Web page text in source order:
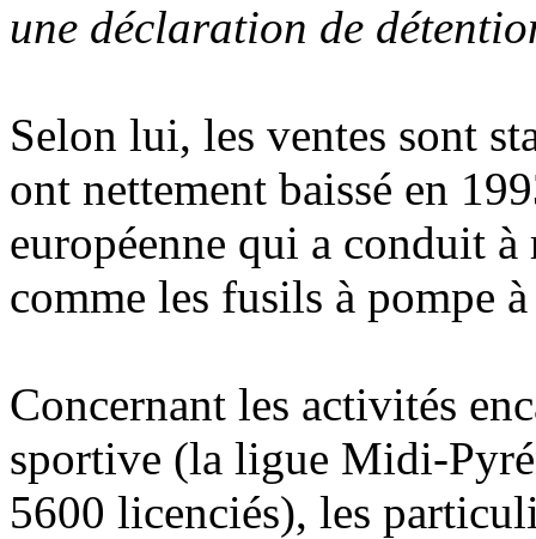
une déclaration de
Selon lui, les ventes sont
ont nettement baissé en
européenne qui a conduit
comme les fusils à pompe
Concernant les activités
sportive (la ligue Midi-
5600 licenciés), les